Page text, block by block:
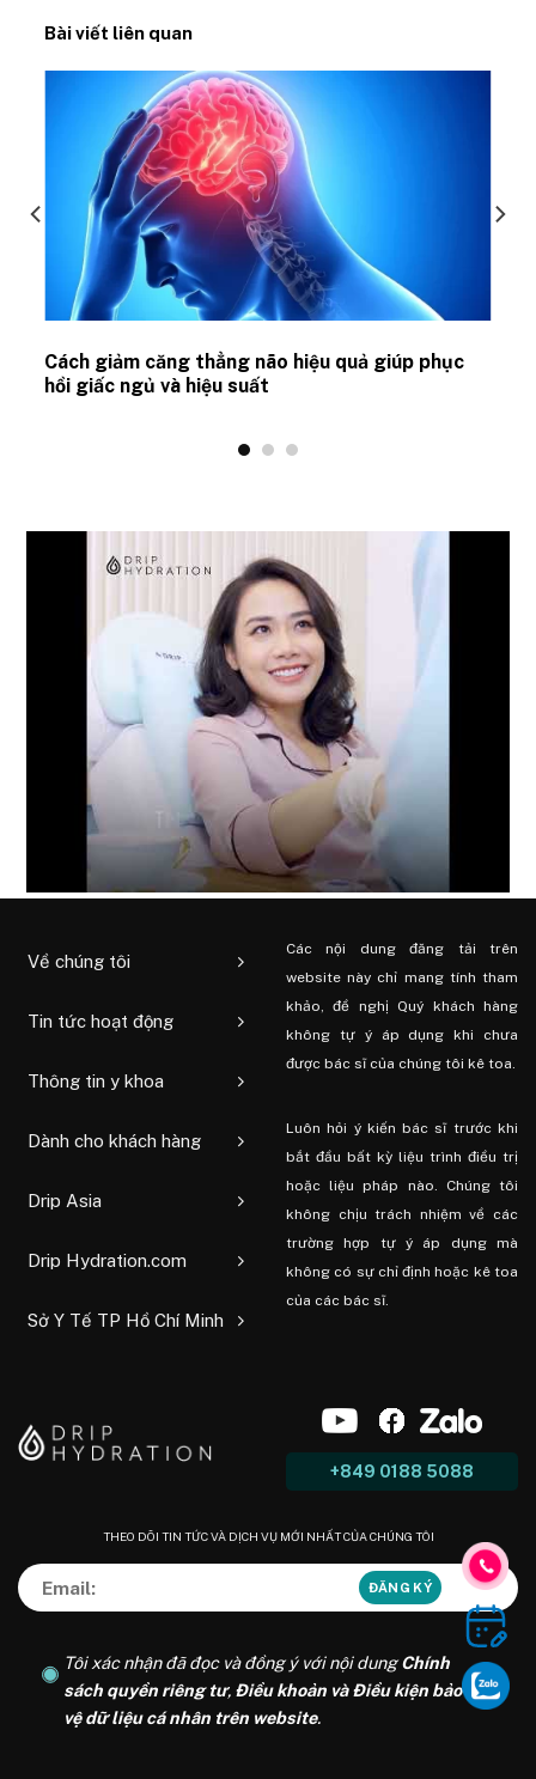
Bài viết liên quan
Cách giảm căng thẳng não hiệu quả giúp phục
hồi giấc ngủ và hiệu suất
Về chúng tôi
Tin tức hoạt động
Thông tin y khoa
Dành cho khách hàng
Drip Asia
Drip Hydration.com
Sở Y Tế TP Hồ Chí Minh
Các nội dung đăng tải trên
website này chỉ mang tính tham
khảo, đề nghị Quý khách hàng
không tự ý áp dụng khi chưa
được bác sĩ của chúng tôi kê toa.
Luôn hỏi ý kiến ​​bác sĩ trước khi
bắt đầu bất kỳ liệu trình điều trị
hoặc liệu pháp nào. Chúng tôi
không chịu trách nhiệm về các
trường hợp tự ý áp dụng mà
không có sự chỉ định hoặc kê toa
của các bác sĩ.
+849 0188 5088
THEO DÕI TIN TỨC VÀ DỊCH VỤ MỚI NHẤT CỦA CHÚNG TÔI
Tôi xác nhận đã đọc và đồng ý với nội dungChính
sách quyền riêng tư, Điều khoản và Điều kiện bảo
vệ dữ liệu cá nhân trên website.